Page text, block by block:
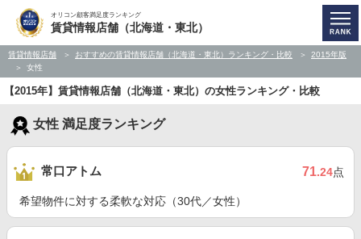
オリコン顧客満足度ランキング
賃貸情報店舗（北海道・東北）
賃貸情報店舗 おすすめの賃貸情報店舗（北海道・東北）ランキング・比較
2015年版
女性
【2015年】賃貸情報店舗（北海道・東北）の女性ランキング・比較
女性 満足度ランキング
常口アトム 71.24点
希望物件に対する柔軟な対応（30代／女性）